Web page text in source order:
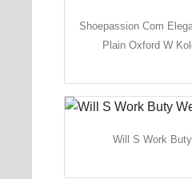
Shoepassion Com
Plain Oxford W
Will S Work